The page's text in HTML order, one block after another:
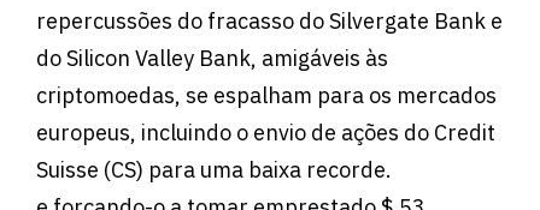
repercussões do fracasso do Silvergate Bank e
do Silicon Valley Bank, amigáveis ​​​​às
criptomoedas, se espalham para os mercados
europeus, incluindo o envio de ações do Credit
Suisse (CS) para uma baixa recorde.